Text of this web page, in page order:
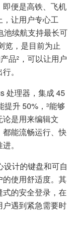
便是高铁、飞机
让用户专心工
池续航支持最长可
览，是目前为止
品2 ，可以让用户
。
处理器，集成 45
升 50%， 3能够
是用来编辑文
能流畅运行、快
。
设计的键盘和可自
使用舒适度。其
的安全登录，在
遇到紧急需要时